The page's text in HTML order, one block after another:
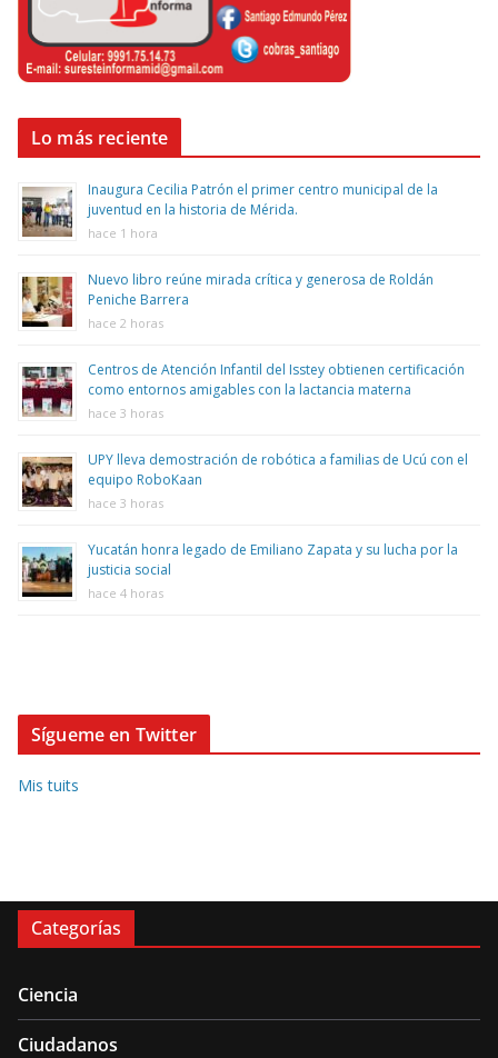
Lo más reciente
Inaugura Cecilia Patrón el primer centro municipal de la
juventud en la historia de Mérida.
hace 1 hora
Nuevo libro reúne mirada crítica y generosa de Roldán
Peniche Barrera
hace 2 horas
Centros de Atención Infantil del Isstey obtienen certificación
como entornos amigables con la lactancia materna
hace 3 horas
UPY lleva demostración de robótica a familias de Ucú con el
equipo RoboKaan
hace 3 horas
Yucatán honra legado de Emiliano Zapata y su lucha por la
justicia social
hace 4 horas
Sígueme en Twitter
Mis tuits
Categorías
Ciencia
Ciudadanos